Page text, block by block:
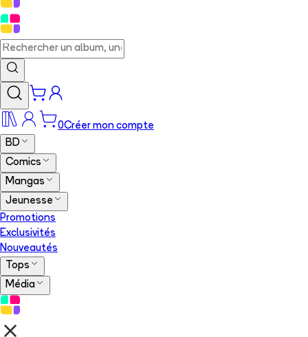
0Créer mon compte
BD
Comics
Mangas
Jeunesse
Promotions
Exclusivités
Nouveautés
Tops
Média